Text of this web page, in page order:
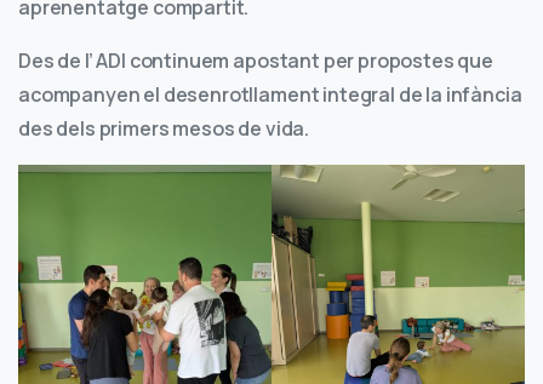
aprenentatge compartit.
Des de l’ ADI continuem apostant per propostes que
acompanyen el desenrotllament integral de la infància
des dels primers mesos de vida.